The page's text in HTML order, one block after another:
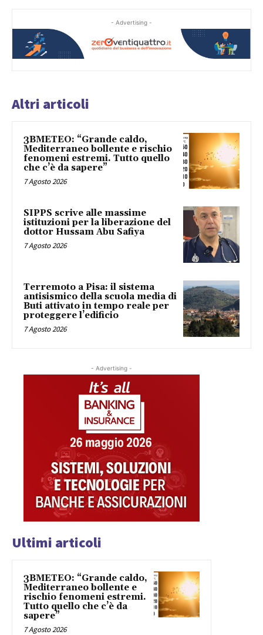
- Advertising -
Altri articoli
3BMETEO: “Grande caldo,
Mediterraneo bollente e rischio
fenomeni estremi. Tutto quello
che c’è da sapere”
7 Agosto 2026
SIPPS scrive alle massime
istituzioni per la liberazione del
dottor Hussam Abu Safiya
7 Agosto 2026
Terremoto a Pisa: il sistema
antisismico della scuola media di
Buti attivato in tempo reale per
proteggere l’edificio
7 Agosto 2026
- Advertising -
Ultimi articoli
3BMETEO: “Grande caldo,
Mediterraneo bollente e
rischio fenomeni estremi.
Tutto quello che c’è da
sapere”
7 Agosto 2026